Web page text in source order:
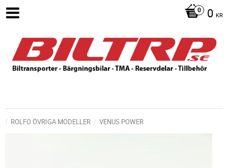
0 KR
ROLFO ÖVRIGA MODELLER VENUS POWER